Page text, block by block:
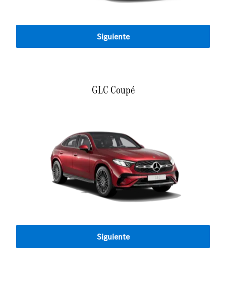
Siguiente
GLC Coupé
Siguiente